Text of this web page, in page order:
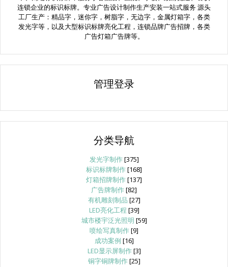
连锁企业的标识标牌。专业广告设计制作生产安装一站式服务 源头
工厂生产：精品字，迷你字，树脂字，无边字，金属灯箱字，各类
发光字等，以及大型标识标牌亮化工程，连锁品牌广告招牌，各类
广告灯箱广告牌等。
管理登录
分类导航
发光字制作[375]
标识标牌制作[168]
灯箱招牌制作[137]
广告牌制作[82]
有机雕刻制品 [27]
LED亮化工程 [39]
城市楼宇泛光照明 [59]
喷绘写真制作[9]
成功案例 [16]
LED显示屏制作[3]
铜字铜牌制作[25]